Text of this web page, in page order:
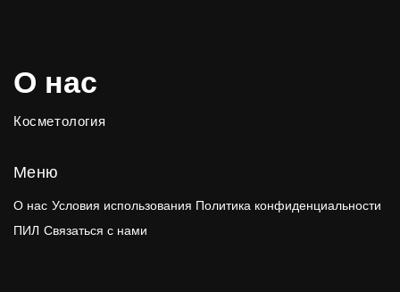
О нас
Косметология
Меню
О нас Условия использования Политика конфиденциальности
ПИЛ Связаться с нами